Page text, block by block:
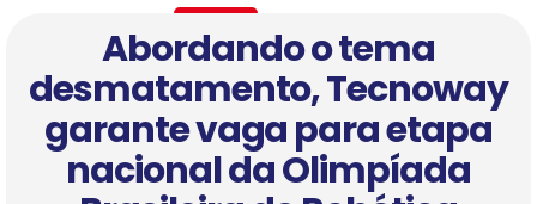
Abordando o tema
desmatamento, Tecnoway
garante vaga para etapa
nacional da Olimpíada